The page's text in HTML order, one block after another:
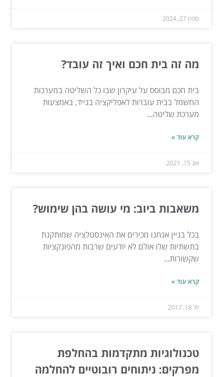
ספט 27, 2024
מה זה בית חכם ואיך זה עובד?
בית חכם מבוסס על עיקרון שבו כל השליטה במערכות
החשמל בבית עוברות לאפליקציה בנייד, באמצעות
מערכת שליטה...
קרא עוד »
אוג 15, 2021
משאבות ביוב: מי עושה בהן שימוש?
בכל בניין אנחנו מכירים את האינסטלציה שמותקנת
בתשתיות שלו אולם לא יודעים שרבות מהפונקציות
שקשורות...
קרא עוד »
יול 18, 2017
טכנולוגיות מתקדמות בהחלפת
מפרקים: ניתוחים רובוטיים להחלמה